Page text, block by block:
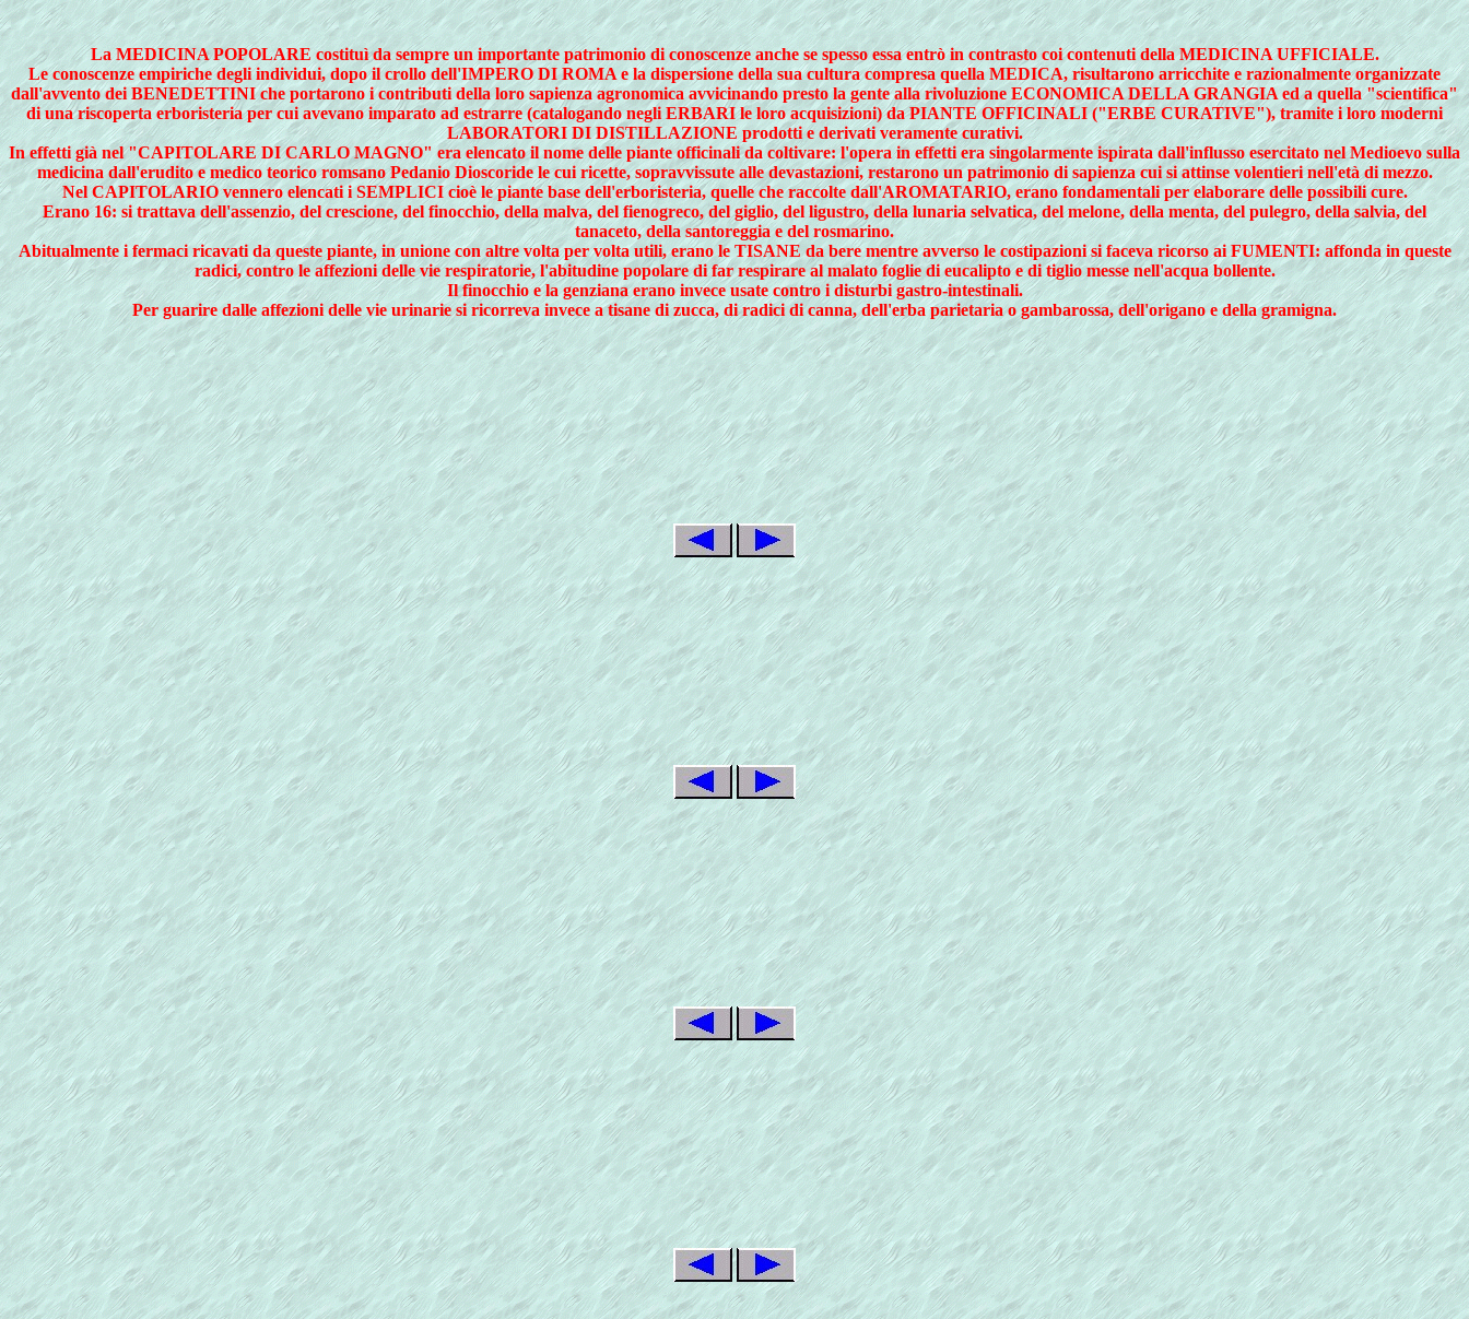
La MEDICINA POPOLARE costituì da sempre un importante patrimonio di conoscenze anche se spesso essa entrò in contrasto coi contenuti della MEDICINA UFFICIALE.
Le conoscenze empiriche degli individui, dopo il crollo dell'IMPERO DI ROMA e la dispersione della sua cultura compresa quella MEDICA, risultarono arricchite e razionalmente organizzate
dall'avvento dei BENEDETTINI che portarono i contributi della loro sapienza agronomica avvicinando presto la gente alla rivoluzione ECONOMICA DELLA GRANGIA ed a quella "scientifica"
di una riscoperta erboristeria per cui avevano imparato ad estrarre (catalogando negli ERBARI le loro acquisizioni) da PIANTE OFFICINALI ("ERBE CURATIVE"), tramite i loro moderni
LABORATORI DI DISTILLAZIONE prodotti e derivati veramente curativi.
In effetti già nel "CAPITOLARE DI CARLO MAGNO" era elencato il nome delle piante officinali da coltivare: l'opera in effetti era singolarmente ispirata dall'influsso esercitato nel Medioevo sulla
medicina dall'erudito e medico teorico romsano Pedanio Dioscoride le cui ricette, sopravvissute alle devastazioni, restarono un patrimonio di sapienza cui si attinse volentieri nell'età di mezzo.
Nel CAPITOLARIO vennero elencati i SEMPLICI cioè le piante base dell'erboristeria, quelle che raccolte dall'AROMATARIO, erano fondamentali per elaborare delle possibili cure.
Erano 16: si trattava dell'assenzio, del crescione, del finocchio, della malva, del fienogreco, del giglio, del ligustro, della lunaria selvatica, del melone, della menta, del pulegro, della salvia, del
tanaceto, della santoreggia e del rosmarino.
Abitualmente i fermaci ricavati da queste piante, in unione con altre volta per volta utili, erano le TISANE da bere mentre avverso le costipazioni si faceva ricorso ai FUMENTI: affonda in queste
radici, contro le affezioni delle vie respiratorie, l'abitudine popolare di far respirare al malato foglie di eucalipto e di tiglio messe nell'acqua bollente.
Il finocchio e la genziana erano invece usate contro i disturbi gastro-intestinali.
Per guarire dalle affezioni delle vie urinarie si ricorreva invece a tisane di zucca, di radici di canna, dell'erba parietaria o gambarossa, dell'origano e della gramigna.